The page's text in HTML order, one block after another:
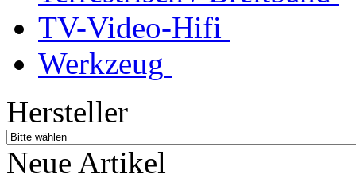
TV-Video-Hifi
Werkzeug
Hersteller
Neue Artikel